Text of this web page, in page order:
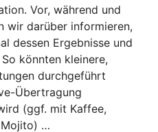
Vor, während und
wir darüber informieren,
dessen Ergebnisse und
könnten kleinere,
durchgeführt
Übertragung
(ggf. mit Kaffee,
Mojito) …